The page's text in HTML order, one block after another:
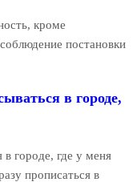
кроме
постановки
в городе,
городе, где у меня
прописаться в